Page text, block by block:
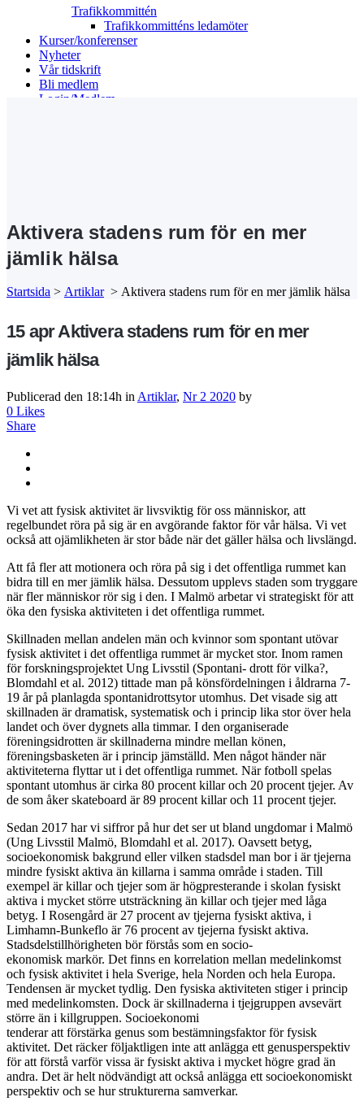
Trafikkommittén
Trafikkommitténs ledamöter
Kurser/konferenser
Nyheter
Vår tidskrift
Bli medlem
Login/Medlem
Aktivera stadens rum för en mer
jämlik hälsa
Startsida > Artiklar > Aktivera stadens rum för en mer jämlik hälsa
15 aprAktivera stadens rum för en mer
jämlik hälsa
Publicerad den 18:14h in Artiklar, Nr 2 2020 by
0 Likes
Share
Vi vet att fysisk aktivitet är livsviktig för oss människor, att
regelbundet röra på sig är en avgörande faktor för vår hälsa. Vi vet
också att ojämlikheten är stor både när det gäller hälsa och livslängd.
Att få fler att motionera och röra på sig i det offentliga rummet kan
bidra till en mer jämlik hälsa. Dessutom upplevs staden som tryggare
när fler människor rör sig i den. I Malmö arbetar vi strategiskt för att
öka den fysiska aktiviteten i det offentliga rummet.
Skillnaden mellan andelen män och kvinnor som spontant utövar
fysisk aktivitet i det offentliga rummet är mycket stor. Inom ramen
för forskningsprojektet Ung Livsstil (Spontani- drott för vilka?,
Blomdahl et al. 2012) tittade man på könsfördelningen i åldrarna 7-
19 år på planlagda spontanidrottsytorutomhus. Det visade sig att
skillnaden är dramatisk, systematisk och i princip lika stor över hela
landet och över dygnets alla timmar. I den organiserade
föreningsidrotten är skillnaderna mindre mellan könen,
föreningsbasketen är i princip jämställd. Men något händer när
aktiviteterna flyttar ut i det offentliga rummet. När fotboll spelas
spontant utomhus är cirka 80 procent killar och 20 procent tjejer. Av
de som åker skateboard är 89 procent killar och 11 procent tjejer.
Sedan 2017 har vi siffror på hur det ser ut bland ungdomar i Malmö
(Ung Livsstil Malmö, Blomdahl et al. 2017). Oavsett betyg,
socioekonomisk bakgrund eller vilken stadsdel man bor i är tjejerna
mindre fysiskt aktiva än killarna i samma område i staden. Till
exempel är killar och tjejer som är högpresterande i skolan fysiskt
aktiva i mycket större utsträckning än killar och tjejer med låga
betyg. I Rosengård är 27 procent av tjejerna fysiskt aktiva, i
Limhamn-Bunkeflo är 76 procent av tjejerna fysiskt aktiva.
Stadsdelstillhörigheten bör förstås som en socio-
ekonomisk markör. Det finns en korrelation mellan medelinkomst
och fysisk aktivitet i hela Sverige, hela Norden och hela Europa.
Tendensen är mycket tydlig. Den fysiska aktiviteten stiger i princip
med medelinkomsten. Dock är skillnaderna i tjejgruppen avsevärt
större än i killgruppen. Socioekonomi
tenderar att förstärka genus som bestämningsfaktor för fysisk
aktivitet. Det räcker följaktligen inte att anlägga ett genusperspektiv
för att förstå varför vissa är fysiskt aktiva i mycket högre grad än
andra. Det är helt nödvändigt att också anlägga ett socioekonomiskt
perspektiv och se hur strukturerna samverkar.